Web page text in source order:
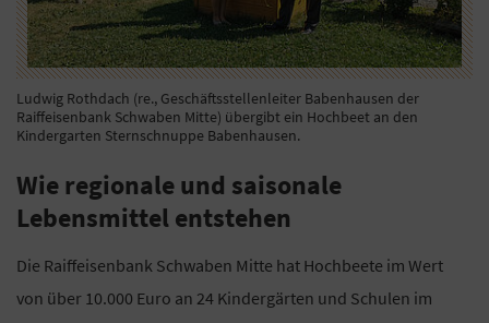
Ludwig Rothdach (re., Geschäftsstellenleiter Babenhausen der
Raiffeisenbank Schwaben Mitte) übergibt ein Hochbeet an den
Kindergarten Sternschnuppe Babenhausen.
Wie regionale und saisonale
Lebensmittel entstehen
Die Raiffeisenbank Schwaben Mitte hat Hochbeete im Wert
von über 10.000 Euro an 24 Kindergärten und Schulen im